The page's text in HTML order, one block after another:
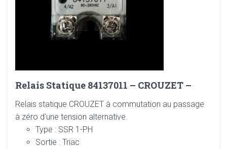
Relais Statique 84137011 – CROUZET –
Relais statique CROUZET à commutation au passage
à zéro d'une tension alternative.
Type : SSR 1-PH
Sortie : Triac